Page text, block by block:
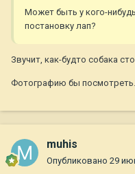
Может быть у кого-
постановку лап?
Звучит, как-будто собака
Фотографию бы посмотреть...
muhis
Опубликовано 29